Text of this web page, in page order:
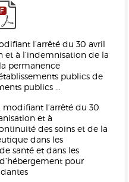
l’arrêté du 30 avril
et à l’indemnisation de la
permanence
publics de
publics ...
l’arrêté du 30
et à
des soins et de la
dans les
santé et dans les
pour